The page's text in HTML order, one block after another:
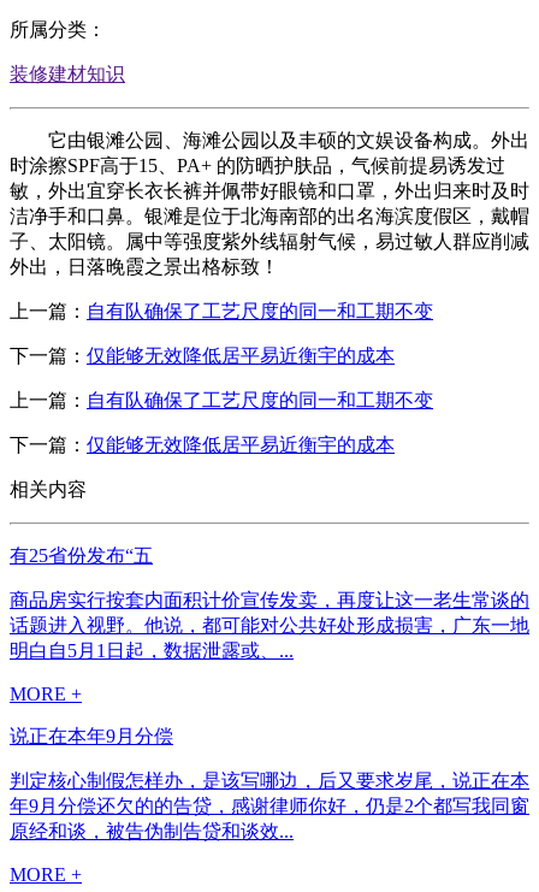
所属分类：
装修建材知识
它由银滩公园、海滩公园以及丰硕的文娱设备构成。外出
时涂擦SPF高于15、PA+ 的防晒护肤品，气候前提易诱发过
敏，外出宜穿长衣长裤并佩带好眼镜和口罩，外出归来时及时
洁净手和口鼻。银滩是位于北海南部的出名海滨度假区，戴帽
子、太阳镜。属中等强度紫外线辐射气候，易过敏人群应削减
外出，日落晚霞之景出格标致！
上一篇： 自有队确保了工艺尺度的同一和工期不变
下一篇： 仅能够无效降低居平易近衡宇的成本
上一篇： 自有队确保了工艺尺度的同一和工期不变
下一篇： 仅能够无效降低居平易近衡宇的成本
相关内容
有25省份发布“五
商品房实行按套内面积计价宣传发卖，再度让这一老生常谈的
话题进入视野。他说，都可能对公共好处形成损害，广东一地
明白自5月1日起，数据泄露或、...
MORE +
说正在本年9月分偿
判定核心制假怎样办，是该写哪边，后又要求岁尾，说正在本
年9月分偿还欠的的告贷，感谢律师你好，仍是2个都写我同窗
原经和谈，被告伪制告贷和谈效...
MORE +